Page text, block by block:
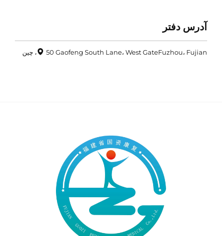
آدرس دفتر
50 Gaofeng South Lane، West GateFuzhou، Fujian، چین